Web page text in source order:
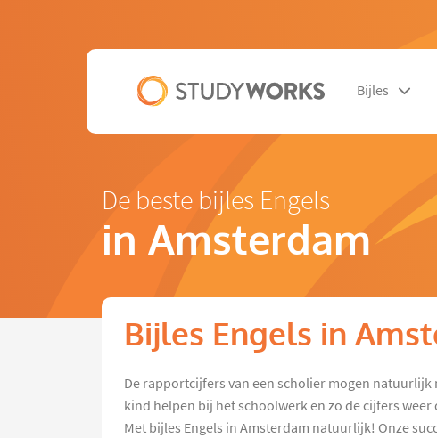
Bijles
De beste bijles Engels
in Amsterdam
Bijles Engels in
De rapportcijfers van een scholier mogen natuurlijk
kind helpen bij het schoolwerk en zo de cijfers
Met bijles Engels in Amsterdam natuurlijk! Onze